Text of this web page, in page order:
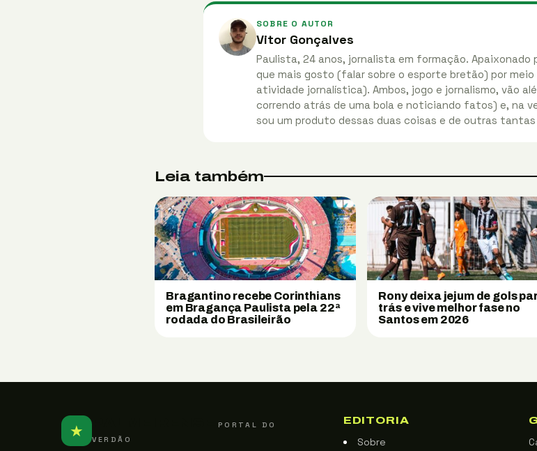
SOBRE O AUTOR
Vitor Gonçalves
Paulista, 24 anos, jornalista em formação.
que mais gosto (falar sobre o esporte bretão) por
atividade jornalística). Ambos, jogo e jornalismo, vão
correndo atrás de uma bola e noticiando fatos) e, na
sou um produto dessas duas coisas e de outras
Leia também
Bragantino recebe Corinthians
em Bragança Paulista pela 22ª
rodada do Brasileirão
Rony deixa jejum de gols
trás e vive melhor fase no
Santos em 2026
★
PORTAL DO
VERDÃO
EDITORIA
Sobre